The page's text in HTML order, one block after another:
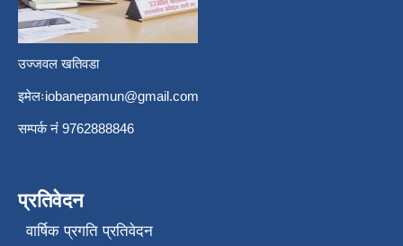
उज्जवल खतिवडा
इमेलःiobanepamun@gmail.com
सम्पर्क नंं 9762888846
प्रतिवेदन
वार्षिक प्रगति प्रतिवेदन